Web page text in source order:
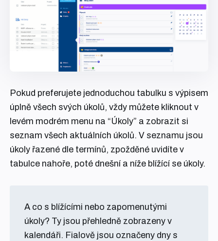
Pokud preferujete jednoduchou tabulku s výpisem
úplně všech svých úkolů, vždy můžete kliknout v
levém modrém menu na “Úkoly” a zobrazit si
seznam všech aktuálních úkolů. V seznamu jsou
úkoly řazené dle termínů, zpožděné uvidíte v
tabulce nahoře, poté dnešní a níže blížící se úkoly.
A co s blížícími nebo zapomenutými
úkoly? Ty jsou přehledně zobrazeny v
kalendáři. Fialově jsou označeny dny s